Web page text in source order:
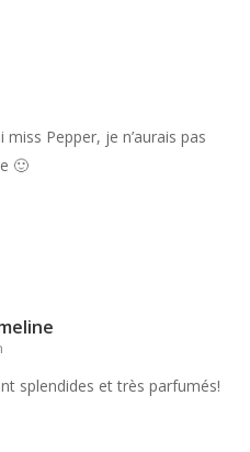
Pepper, je n’aurais pas
🙂
splendides et très parfumés!